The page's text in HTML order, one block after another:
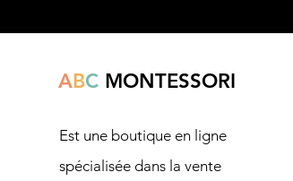
ABCMONTESSORI
Est une boutique en ligne
spécialisée dans la vente